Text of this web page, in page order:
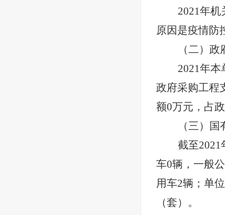
2021年
原因是疫情防
（二）
2021年
政府采购工程
额0万元，占
（三）
截至2021
车0辆，一般
用车2辆；单
（套）。